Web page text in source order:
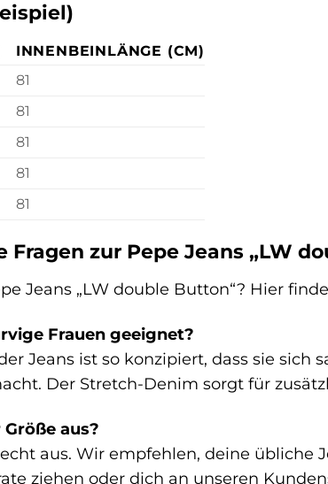
INNENBEINLÄNGE (CM)
81
81
81
81
81
Fragen zur Pepe Jeans „LW
Jeans „LW double Button“? Hier
Frauen geeignet?
Jeans ist so konzipiert, dass sie
Der Stretch-Denim sorgt für
aus?
aus. Wir empfehlen, deine übliche
ziehen oder dich an unseren